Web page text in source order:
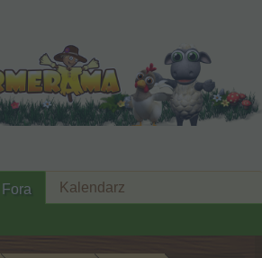
Fora Kalendarz